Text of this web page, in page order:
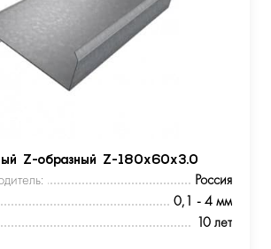
Z-образный Z-180х60х3.0
Россия
0,1 - 4 мм
10 лет